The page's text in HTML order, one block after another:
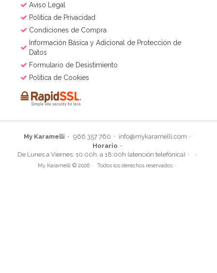
Aviso Legal
Política de Privacidad
Condiciones de Compra
Información Básica y Adicional de Protección de
Datos
Formulario de Desistimiento
Política de Cookies
My Karamelli 966 357 760
info@mykaramelli.com
Horario
De Lunes a Viernes: 10:00h. a 18:00h (atención telefónica)
My Karamelli © 2026 Todos los derechos reservados